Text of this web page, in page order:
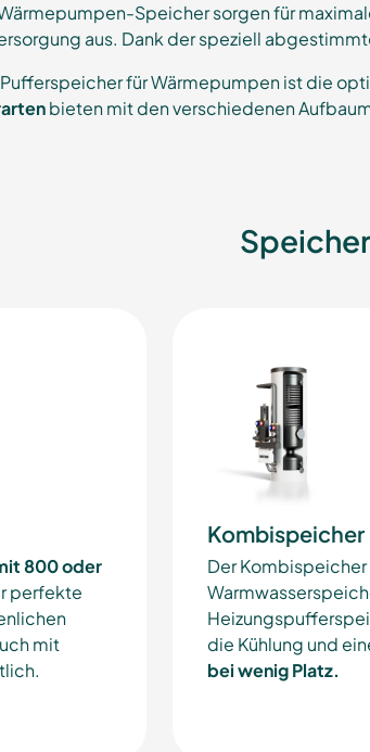
Speicher sorgen für
aus. Dank der speziell
für Wärmepumpen ist die
bieten mit den verschiedenen
800 oder
perfekte
mit
Kombispeicher
Der
die Kühlung und
bei wenig Platz.